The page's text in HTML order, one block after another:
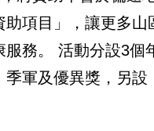
助項目」，讓更多山
服務。 活動分設3個
軍及優異獎，另設